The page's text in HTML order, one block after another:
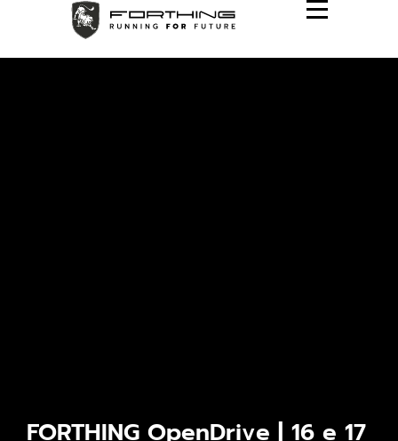
FORTHING OpenDrive | 16 e 17